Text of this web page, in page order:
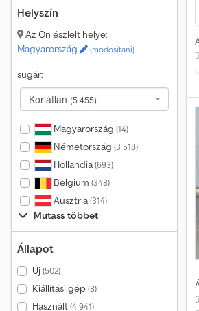
Helyszín
Az Ön észlelt helye:
Magyarország
(módosítani)
sugár:
Korlátlan (5 455)
Magyarország (14)
Németország (3 518)
Hollandia(693)
Belgium (348)
Ausztria(314)
Mutass többet
Állapot
Új(502)
Kiállítási gép (8)
Használt(4 941)